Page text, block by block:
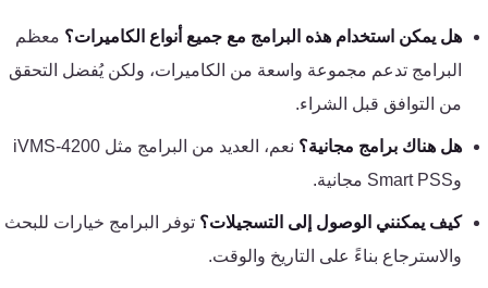
هل يمكن استخدام هذه البرامج مع جميع أنواع الكاميرات؟معظم
البرامج تدعم مجموعة واسعة من الكاميرات، ولكن يُفضل التحقق
من التوافق قبل الشراء.
هل هناك برامج مجانية؟
نعم، العديد من البرامج مثل iVMS-4200
كيف يمكنني الوصول إلى التسجيلات؟توفر البرامج خيارات للبحث
والاسترجاع بناءً على التاريخ والوقت.